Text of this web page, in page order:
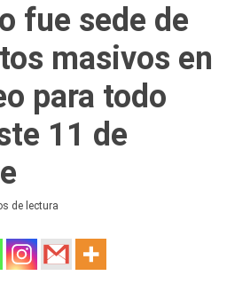
fue sede de
masivos en
para todo
11 de
de lectura